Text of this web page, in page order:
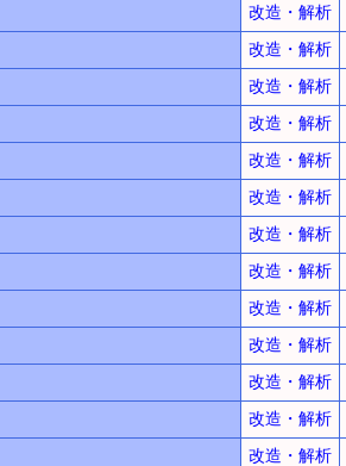
改造・解析
改造・解析
改造・解析
改造・解析
改造・解析
改造・解析
改造・解析
改造・解析
改造・解析
改造・解析
改造・解析
改造・解析
改造・解析